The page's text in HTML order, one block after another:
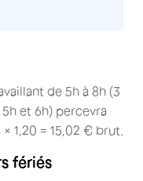
de 5h à 8h (3
et 6h) percevra
1,20 = 15,02 € brut.
fériés